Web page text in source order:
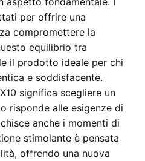
per offrire una
compromettere la
equilibrio tra
il prodotto ideale per chi
e soddisfacente.
significa scegliere un
risponde alle esigenze di
anche i momenti di
stimolante è pensata
offrendo una nuova